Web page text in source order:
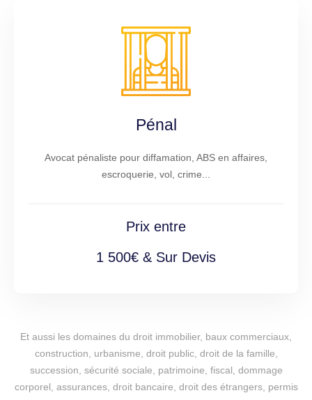
Pénal
Avocat pénaliste pour diffamation, ABS en affaires,
escroquerie, vol, crime...
Prix entre
1 500€ & Sur Devis
Et aussi les domaines du droit immobilier, baux commerciaux,
construction, urbanisme, droit public, droit de la famille,
succession, sécurité sociale, patrimoine, fiscal, dommage
corporel, assurances, droit bancaire, droit des étrangers, permis